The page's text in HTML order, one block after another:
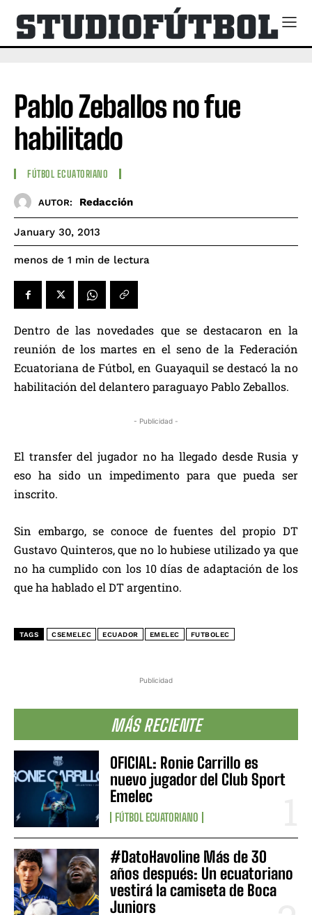
Publicidad
MÁS RECIENTE
OFICIAL: Ronie Carrillo es
nuevo jugador del Club Sport
Emelec
FÚTBOL ECUATORIANO
#DatoHavoline Más de 30
años después: Un ecuatoriano
vestirá la camiseta de Boca
Juniors
Pablo Zeballos no fue
habilitado
FÚTBOL ECUATORIANO
AUTOR: Redacción
January 30, 2013
menos de 1 min de lectura
Dentro de las novedades que se destacaron en la
reunión de los martes en el seno de la Federación
Ecuatoriana de Fútbol, en Guayaquil se destacó la no
habilitación del delantero paraguayo Pablo Zeballos.
- Publicidad -
El transfer del jugador no ha llegado desde Rusia y
eso ha sido un impedimento para que pueda ser
inscrito.
Sin embargo, se conoce de fuentes del propio DT
Gustavo Quinteros, que no lo hubiese utilizado ya que
no ha cumplido con los 10 días de adaptación de los
que ha hablado el DT argentino.
TAGS CSEMELEC ECUADOR EMELEC FUTBOLEC